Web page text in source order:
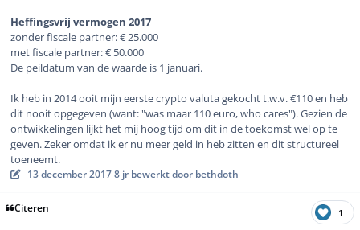
Heffingsvrij vermogen 2017
zonder fiscale partner: € 25.000
met fiscale partner: € 50.000
De peildatum van de waarde is 1 januari.
Ik heb in 2014 ooit mijn eerste crypto valuta gekocht t.w.v. €110 en heb
dit nooit opgegeven (want: "was maar 110 euro, who cares"). Gezien de
ontwikkelingen lijkt het mij hoog tijd om dit in de toekomst wel op te
geven. Zeker omdat ik er nu meer geld in heb zitten en dit structureel
toeneemt.
13 december 20178 jr bewerkt door bethdoth
Citeren 1